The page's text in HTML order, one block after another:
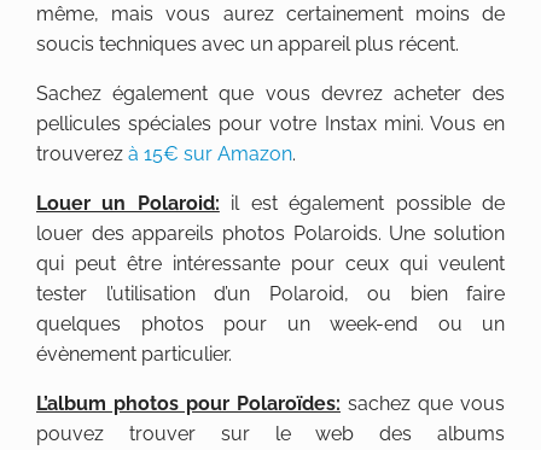
même, mais vous aurez certainement moins de
soucis techniques avec un appareil plus récent.
Sachez également que vous devrez acheter des
pellicules spéciales pour votre Instax mini. Vous en
trouverez à 15€ sur Amazon.
Louer un Polaroid: il est également possible de
louer des appareils photos Polaroids. Une solution
qui peut être intéressante pour ceux qui veulent
tester l’utilisation d’un Polaroid, ou bien faire
quelques photos pour un week-end ou un
évènement particulier.
L’album photos pour Polaroïdes: sachez que vous
pouvez trouver sur le web des albums